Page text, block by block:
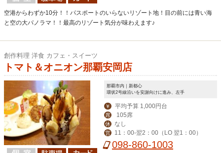
空港からわずか10分！！パスポートのいらないリゾート地！目の前には青い海
と空の大パノラマ！！最高のリゾート気分が味わえます♪
創作料理 洋食 カフェ・スイーツ
トマト＆オニオン那覇安岡店
那覇市内｜新都心
環状2号線沿いを安謝向けに進み、左手
￥ 平均予算 1,000円台
席 105席
休 なし
営 11：00-翌2：00（LO 翌1：00）
098-860-1003